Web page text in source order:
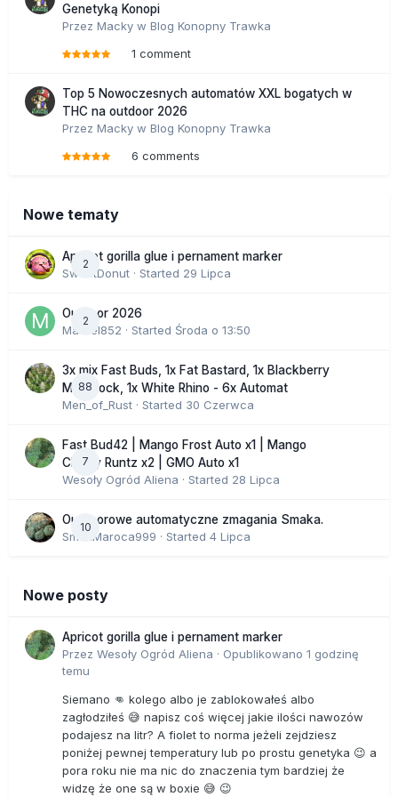
Genetyką Konopi
Przez Macky w Blog Konopny Trawka
1 comment
Top 5 Nowoczesnych automatów XXL bogatych w
THC na outdoor 2026
Przez Macky w Blog Konopny Trawka
6 comments
Nowe tematy
2
Apricot gorilla glue i pernament marker
SweetDonut · Started 29 Lipca
2
Outdoor 2026
Marcel852 · Started Środa o 13:50
88
3x mix Fast Buds, 1x Fat Bastard, 1x Blackberry
Moonrock, 1x White Rhino - 6x Automat
Men_of_Rust · Started 30 Czerwca
7
Fast Bud42 | Mango Frost Auto x1 | Mango
Cherry Runtz x2 | GMO Auto x1
Wesoły Ogród Aliena · Started 28 Lipca
10
Outdoorowe automatyczne zmagania Smaka.
SmakMaroca999 · Started 4 Lipca
Nowe posty
Apricot gorilla glue i pernament marker
Przez Wesoły Ogród Aliena · Opublikowano 1 godzinę
temu
Siemano 👊 kolego albo je zablokowałeś albo
zagłodziłeś 😅 napisz coś więcej jakie ilości nawozów
podajesz na litr? A fiolet to norma jeżeli zejdziesz
poniżej pewnej temperatury lub po prostu genetyka 😉 a
pora roku nie ma nic do znaczenia tym bardziej że
widzę że one są w boxie 😅 😉